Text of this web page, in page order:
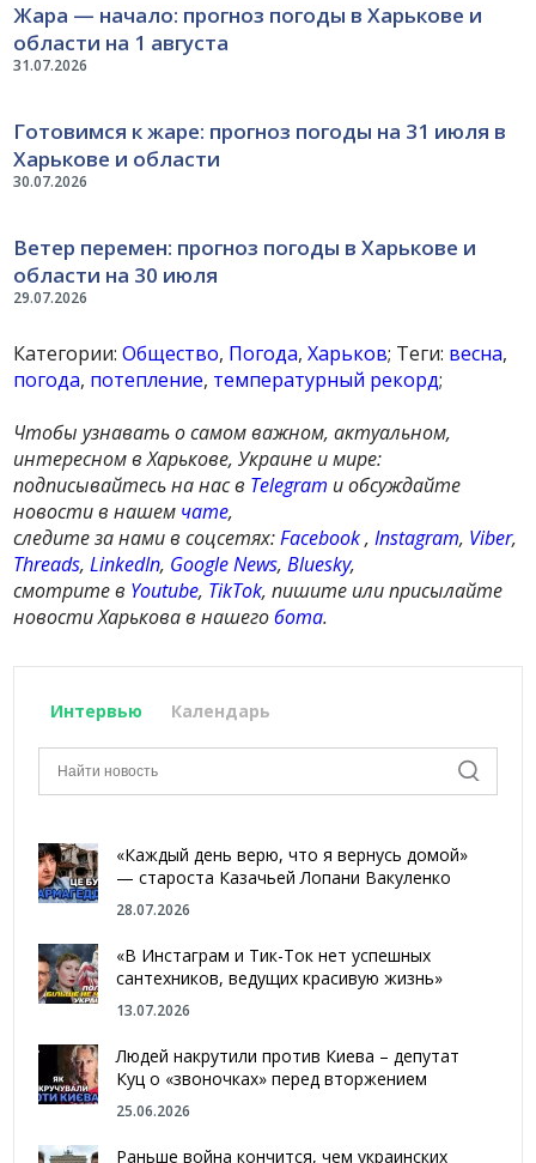
31.07.2026
Жара — начало: прогноз погоды в Харькове и
области на 1 августа
30.07.2026
Готовимся к жаре: прогноз погоды на 31 июля в
Харькове и области
29.07.2026
Ветер перемен: прогноз погоды в Харькове и
области на 30 июля
Категории:Общество, Погода,Харьков; Теги: весна,
погода, потепление, температурный рекорд;
Чтобы узнавать о самом важном, актуальном,
интересном в Харькове, Украине и мире:
подписывайтесь на нас в Telegram и обсуждайте
новости в нашем чате,
следите за нами в соцсетях:Facebook,Instagram, Viber,
Threads,LinkedIn, Google News,Bluesky,
смотрите в Youtube, TikTok, пишите или присылайте
новости Харькова в нашегобота.
Интервью Календарь
«Каждый день верю, что я вернусь домой»
— староста Казачьей Лопани Вакуленко
28.07.2026
«В Инстаграм и Тик-Ток нет успешных
сантехников, ведущих красивую жизнь»
13.07.2026
Людей накрутили против Киева – депутат
Куц о «звоночках» перед вторжением
25.06.2026
Раньше война кончится, чем украинских